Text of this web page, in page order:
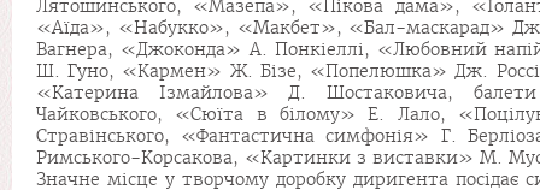
Лятошинського, «Мазепа», «Пікова дама»,
«Аїда», «Набукко», «Макбет», «Бал-маскарад»
Вагнера, «Джоконда» А. Понкіеллі, «Любовний
Ш. Гуно, «Кармен» Ж. Бізе, «Попелюшка» Дж.
«Катерина Ізмайлова» Д. Шостаковича,
Чайковського, «Сюїта в білому» Е. Лало,
Стравінського, «Фантастична симфонія» Г.
Римського-Корсакова, «Картинки з виставки» М.
Значне місце у творчому доробку диригента